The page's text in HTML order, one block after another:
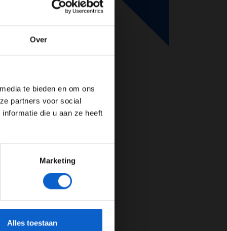
Over
te bieden en om ons
partners voor social
die u aan ze heeft
Marketing
Alles toestaan